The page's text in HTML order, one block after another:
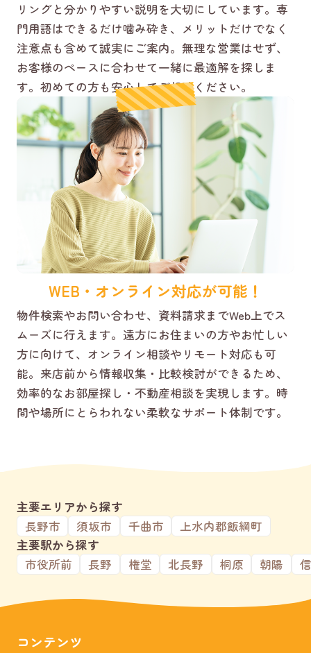
リングと分かりやすい説明を大切にしています。専
門用語はできるだけ噛み砕き、メリットだけでなく
注意点も含めて誠実にご案内。無理な営業はせず、
お客様のペースに合わせて一緒に最適解を探しま
す。初めての方も安心してご相談ください。
WEB・オンライン対応が可能！
物件検索やお問い合わせ、資料請求までWeb上でス
ムーズに行えます。遠方にお住まいの方やお忙しい
方に向けて、オンライン相談やリモート対応も可
能。来店前から情報収集・比較検討ができるため、
効率的なお部屋探し・不動産相談を実現します。時
間や場所にとらわれない柔軟なサポート体制です。
主要エリアから探す
長野市
須坂市 千曲市
上水内郡飯綱町
主要駅から探す
市役所前
長野 権堂 北長野 桐原 朝陽
コンテンツ